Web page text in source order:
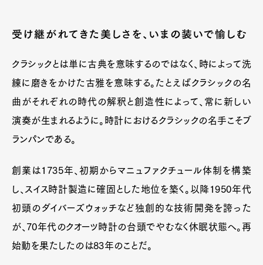
受け継がれてきた美しさを、いまの装いで愉しむ
クラシックとは単に古典を意味するのではなく、時によって洗
練に磨きをかけた古雅を意味する。たとえばクラシックの名
曲がそれぞれの時代の解釈と創造性によって、常に新しい
演奏が生まれるように。時計におけるクラシックの名手こそブ
ランパンである。
創業は1735年、初期からマニュファクチュール体制を構築
し、スイス時計製造に確固とした地位を築く。以降1950年代
初頭のダイバーズウォッチなど独創的な技術開発を誇った
が、70年代のクオーツ時計の台頭でやむなく休眠状態へ。再
始動を果たしたのは83年のことだ。